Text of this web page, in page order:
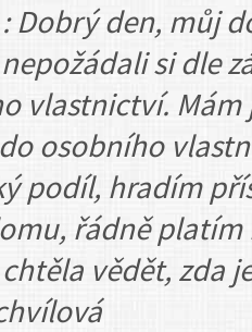
: Dobrý den, můj
si dle
vlastnictví.
osobního
podíl, hradím
řádně platím
vědět, zda